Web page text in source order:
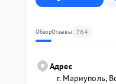
ОбзорОтзывы 264
Адрес
г. Мариуполь,